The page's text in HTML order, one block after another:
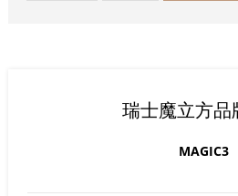
瑞士魔立方品
MAGIC3